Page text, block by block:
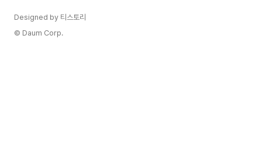
Designed by 티스토리
© Daum Corp.